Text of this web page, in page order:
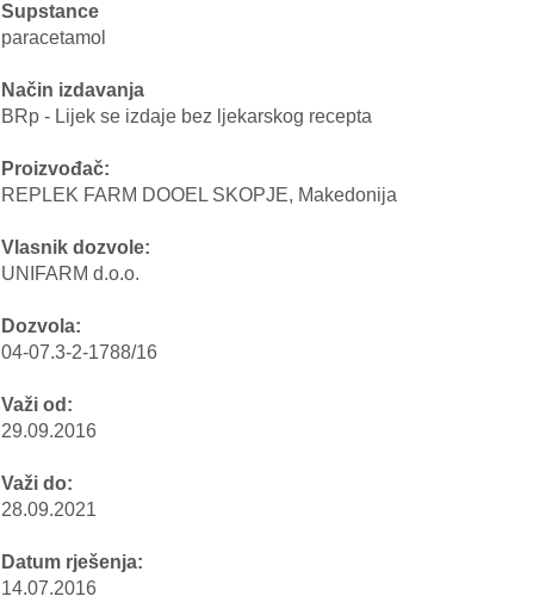
Supstance
paracetamol
Način izdavanja
BRp - Lijek se izdaje bez ljekarskog recepta
Proizvođač:
REPLEK FARM DOOEL SKOPJE, Makedonija
Vlasnik dozvole:
UNIFARM d.o.o.
Dozvola:
04-07.3-2-1788/16
Važi od:
29.09.2016
Važi do:
28.09.2021
Datum rješenja:
14.07.2016